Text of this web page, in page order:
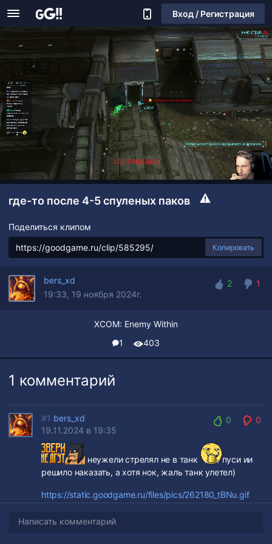
Вход / Регистрация
где-то после 4-5 спуленых паков
Поделиться клипом
Копировать
bers_xd
19:33, 19 ноября 2024г.
2
1
XCOM: Enemy Within
1
403
1 комментарий
#1 bers_xd
19.11.2024 в 19:35
0
0
неужели стрелял не в танк
пуси ии
решило наказать, а хотя нок, жаль танк улетел)
https://static.goodgame.ru/files/pics/262180_tBNu.gif
Написать комментарий